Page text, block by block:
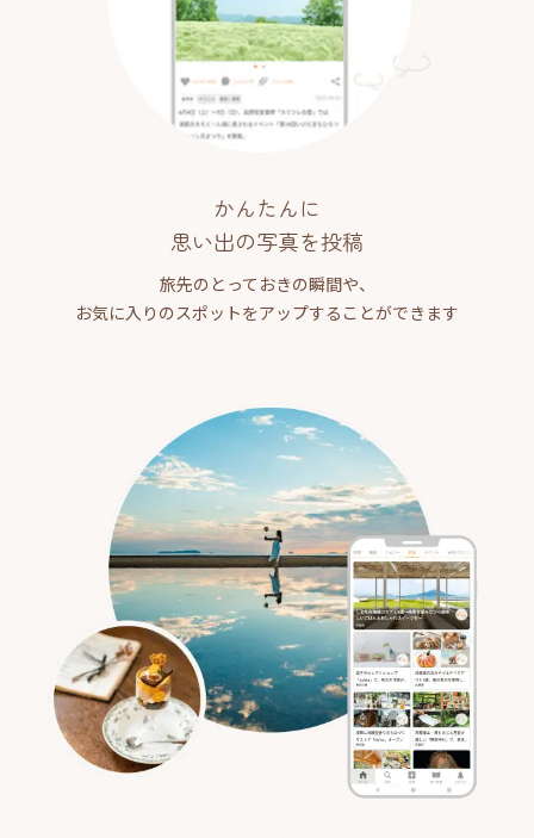
かんたんに
思い出の写真を投稿
旅先のとっておきの瞬間や、
お気に入りのスポットをアップすることができます